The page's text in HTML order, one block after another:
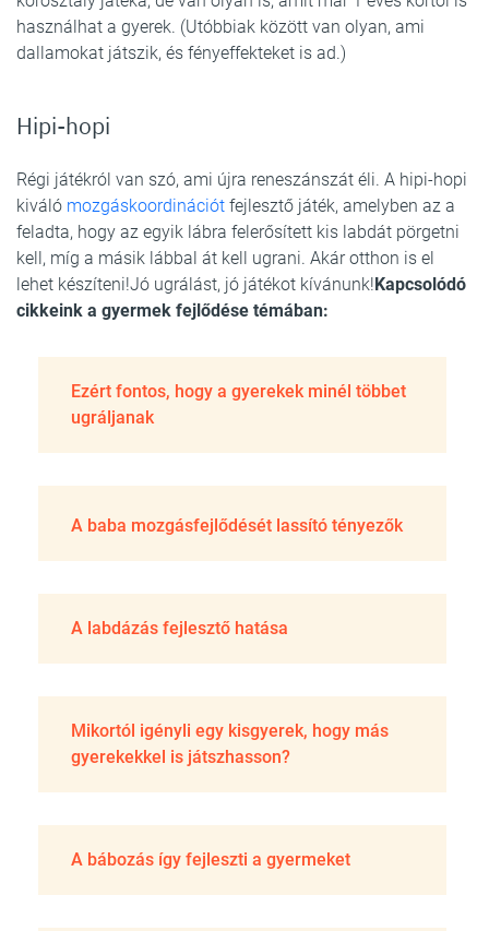
használhat a gyerek. (Utóbbiak között van olyan, ami
dallamokat játszik, és fényeffekteket is ad.)
Hipi-hopi
Régi játékról van szó, ami újra reneszánszát éli. A hipi-hopi
kiváló mozgáskoordinációt fejlesztő játék, amelyben az a
feladta, hogy az egyik lábra felerősített kis labdát pörgetni
kell, míg a másik lábbal át kell ugrani. Akár otthon is el
lehet készíteni!Jó ugrálást, jó játékot kívánunk!Kapcsolódó
cikkeink a gyermek fejlődése témában:
Ezért fontos, hogy a gyerekek minél többet
ugráljanak
A baba mozgásfejlődését lassító tényezők
A labdázás fejlesztő hatása
Mikortól igényli egy kisgyerek, hogy más
gyerekekkel is játszhasson?
A bábozás így fejleszti a gyermeket